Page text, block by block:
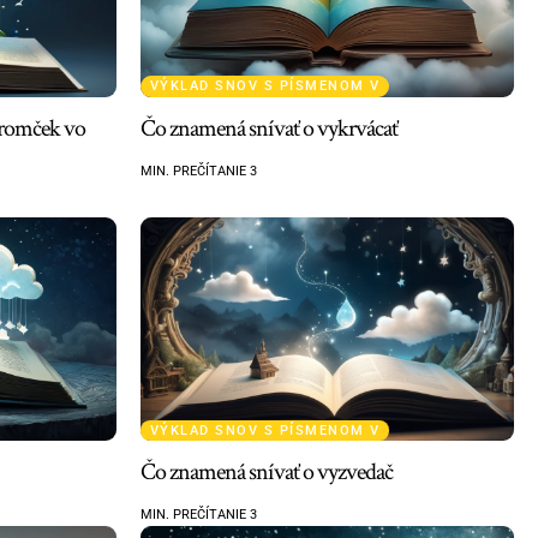
vo
VÝKLAD SNOV S PÍSMENOM V
Čo znamená snívať o vykrvácať
MIN. PREČÍTANIE 3
VÝKLAD SNOV S PÍSMENOM V
Čo znamená snívať o vyzvedač
MIN. PREČÍTANIE 3